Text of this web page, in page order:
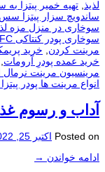
لذیذ, تهیه خمیر پیتزا به
ساندویچ سزار
سوخاری در منزل مزه
سوخاری پودر کنتاکی KFC
مرینت کردن, خرید
خرید عمده پودرِ آرومات,
مرینسیون مرینت
انواع مرینت ها پودر
آداب و رسوم
Posted on اکتبر 25, 2022
ادامه خواندن →